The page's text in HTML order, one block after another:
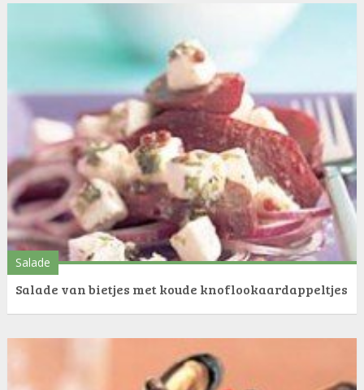
Salade
Salade van bietjes met koude knoflookaardappeltjes